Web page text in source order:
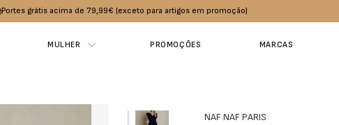
Portes grátis acima de 79,99€ (exceto para artigos em promoção)
MULHER PROMOÇÕES MARCAS
NAF NAF PARIS